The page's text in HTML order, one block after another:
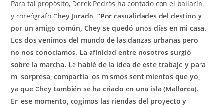
Para tal propósito, Derek Pedrós ha contado con el bailarín
y coreógrafoChey Jurado.“Por casualidades del destino y
por un amigo común, Chey se quedó unos días en mi casa.
Los dos venimos del mundo de las danzas urbanas pero
no nos conocíamos. La afinidad entre nosotros surgió
sobre la marcha. Le hablé de la idea de este trabajo y para
mi sorpresa, compartía los mismos sentimientos que yo,
ya que Chey también se ha criado en una isla (Mallorca).
En ese momento, cogimos las riendas del proyecto y